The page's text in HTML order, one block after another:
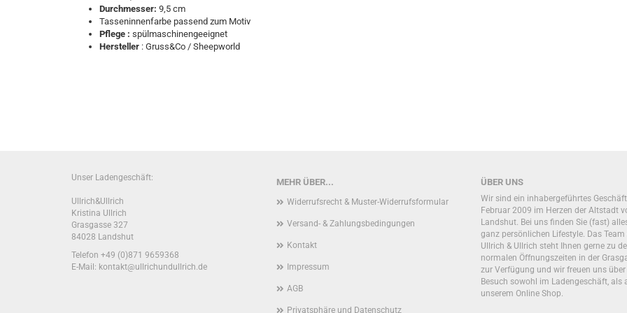
Durchmesser: 9,5 cm
Tasseninnenfarbe passend zum Motiv
Pflege : spülmaschinengeeignet
Hersteller : Gruss&Co / Sheepworld
MEHR ÜBER...
Widerrufsrecht & Muster-Widerrufsformular
Versand- & Zahlungsbedingungen
Kontakt
Impressum
AGB
Privatsphäre und Datenschutz
ÜBER UNS
Wir sind ein inhabergeführtes
Februar 2009 im Herzen der Altstadt
Landshut. Bei uns finden Sie (fast)
ganz persönlichen Lifestyle. Das Team
Ullrich & Ullrich steht Ihnen gerne zu
normalen Öffnungszeiten in der
zur Verfügung und wir freuen uns über
Besuch sowohl im Ladengeschäft, als
unserem Online Shop.
Unser Ladengeschäft:
Ullrich&Ullrich
Kristina Ullrich
Grasgasse 327
84028 Landshut
Telefon +49 (0)871 9659368
E-Mail: kontakt@ullrichundullrich.de